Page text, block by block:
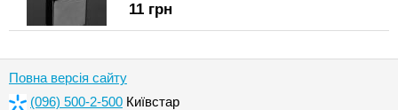
11 грн
Повна версія сайту
(096) 500-2-500 Київстар